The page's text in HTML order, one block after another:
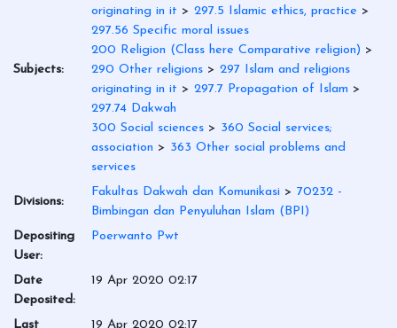
Subjects:
originating in it > 297.5 Islamic ethics, practice >
297.56 Specific moral issues
200 Religion (Class here Comparative religion) >
290 Other religions > 297 Islam and religions
originating in it > 297.7 Propagation of Islam >
297.74 Dakwah
300 Social sciences > 360 Social services;
association > 363 Other social problems and
services
Divisions:
Fakultas Dakwah dan Komunikasi > 70232 -
Bimbingan dan Penyuluhan Islam (BPI)
Depositing
User:
Poerwanto Pwt
Date
Deposited:
19 Apr 2020 02:17
Last
19 Apr 2020 02:17